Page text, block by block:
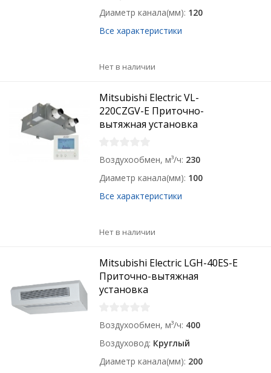
Диаметр канала(мм) 120
Все характеристики
Нет в наличии
Mitsubishi Electric VL-
220CZGV-E Приточно-
вытяжная установка
Воздухообмен, м³/ч 230
Диаметр канала(мм) 100
Все характеристики
Нет в наличии
Mitsubishi Electric LGH-40ES-E
Приточно-вытяжная
установка
Воздухообмен, м³/ч 400
Воздуховод Круглый
Диаметр канала(мм) 200